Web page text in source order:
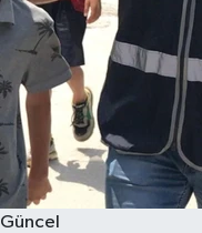
Güncel